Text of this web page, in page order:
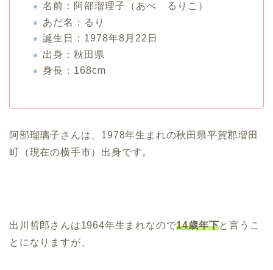
名前：阿部瑠理子（あべ るりこ）
あだ名：るり
誕生日：1978年8月22日
出身：秋田県
身長：168cm
阿部瑠璃子さんは、1978年生まれの秋田県平賀郡増田
町（現在の横手市）出身です。
出川哲郎さんは1964年生まれなので14歳年下と言うこ
とになりますが、